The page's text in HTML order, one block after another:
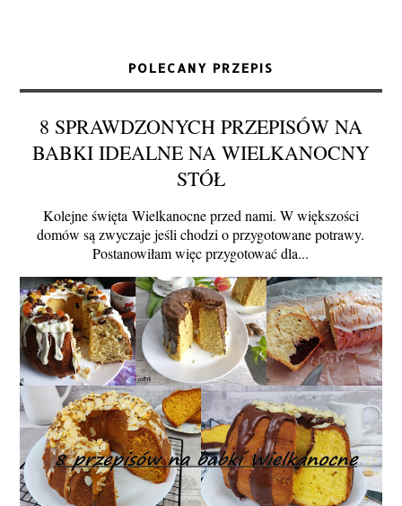
POLECANY PRZEPIS
8 SPRAWDZONYCH PRZEPISÓW NA
BABKI IDEALNE NA WIELKANOCNY
STÓŁ
Kolejne święta Wielkanocne przed nami. W większości
domów są zwyczaje jeśli chodzi o przygotowane potrawy.
Postanowiłam więc przygotować dla...